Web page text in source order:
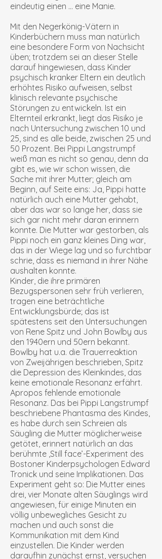
eindeutig einen … eine Manie.
Mit den Negerkönig-Vätern in
Kinderbüchern muss man natürlich
eine besondere Form von Nachsicht
üben; trotzdem sei an dieser Stelle
darauf hingewiesen, dass Kinder
psychisch kranker Eltern ein deutlich
erhöhtes Risiko aufweisen, selbst
klinisch relevante psychische
Störungen zu entwickeln. Ist ein
Elternteil erkrankt, liegt das Risiko je
nach Untersuchung zwischen 10 und
25, sind es alle beide, zwischen 25 und
50 Prozent. Bei Pippi Langstrumpf
weiß man es nicht so genau, denn da
gibt es, wie wir schon wissen, die
Sache mit ihrer Mutter; gleich am
Beginn, auf Seite eins: Ja, Pippi hatte
natürlich auch eine Mutter gehabt,
aber das war so lange her, dass sie
sich gar nicht mehr daran erinnern
konnte. Die Mutter war gestorben, als
Pippi noch ein ganz kleines Ding war,
das in der Wiege lag und so furchtbar
schrie, dass es niemand in ihrer Nähe
aushalten konnte.
Kinder, die ihre primären
Bezugspersonen sehr früh verlieren,
tragen eine beträchtliche
Entwicklungsbürde; das ist
spätestens seit den Untersuchungen
von Rene Spitz und John Bowlby aus
den 1940ern und 50ern bekannt.
Bowlby hat u.a. die Trauerreaktion
von Zweijährigen beschrieben, Spitz
die Depression des Kleinkindes, das
keine emotionale Resonanz erfährt.
Apropos fehlende emotionale
Resonanz. Das bei Pippi Langstrumpf
beschriebene Phantasma des Kindes,
es habe durch sein Schreien als
Säugling die Mutter möglicherweise
getötet, erinnert natürlich an das
berühmte ‚Still face’-Experiment des
Bostoner Kinderpsychologen Edward
Tronick und seine Implikationen. Das
Experiment geht so: Die Mutter eines
drei, vier Monate alten Säuglings wird
angewiesen, für einige Minuten ein
völlig unbewegliches Gesicht zu
machen und auch sonst die
Kommunikation mit dem Kind
einzustellen. Die Kinder werden
daraufhin zunächst ernst, versuchen